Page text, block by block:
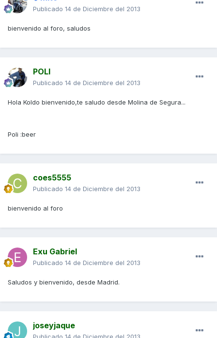
Publicado 14 de Diciembre del 2013
bienvenido al foro, saludos
POLI
Publicado 14 de Diciembre del 2013
Hola Koldo bienvenido,te saludo desde Molina de Segura...
Poli :beer
coes5555
Publicado 14 de Diciembre del 2013
bienvenido al foro
Exu Gabriel
Publicado 14 de Diciembre del 2013
Saludos y bienvenido, desde Madrid.
joseyjaque